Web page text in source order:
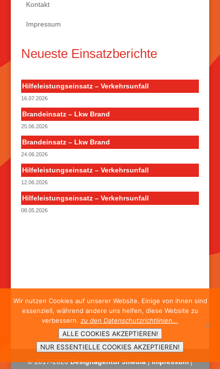
Kontakt
Impressum
Neueste Einsatzberichte
Hilfeleistungseinsatz – Verkehrsunfall
16.07.2026
Brandeinsatz – Lkw Brand
25.06.2026
Brandeinsatz – Lkw Brand
24.06.2026
Hilfeleistungseinsatz – Verkehrsunfall
12.06.2026
Hilfeleistungseinsatz – Verkehrsunfall
08.05.2026
© 2017-2026 Designagentur 9media|Impressum|
Wir nutzen Cookies auf unserer Website. Einige von ihnen sind
essenziell, während andere uns helfen, diese Website zu
verbessern. zu den Datenschutzrichtlinien...
ALLE COOKIES AKZEPTIEREN!
NUR ESSENTIELLE COOKIES AKZEPTIEREN!